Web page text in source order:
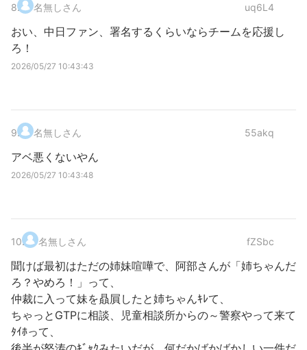
8. 名無しさん uq6L4
おい、中日ファン、署名するくらいならチームを応援し
ろ！
2026/05/27 10:43:43
9. 名無しさん 55akq
アベ悪くないやん
2026/05/27 10:43:48
10. 名無しさん fZSbc
聞けば最初はただの姉妹喧嘩で、阿部さんが「姉ちゃんだ
ろ？やめろ！」って、
仲裁に入って妹を贔屓したと姉ちゃんｷﾚて、
ちゃっとGTPに相談、児童相談所からの～警察やって来て
ﾀｲﾎって、